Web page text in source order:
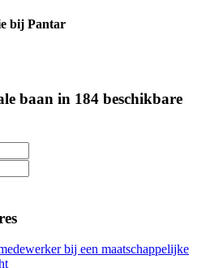
bij Pantar
baan in 184 beschikbare
bij een maatschappelijke